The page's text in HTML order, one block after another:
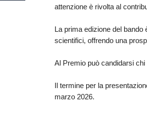
attenzione è rivolta al
La prima edizione del
scientifici, offrendo una
Al Premio può candidarsi
Il termine per la
marzo 2026.